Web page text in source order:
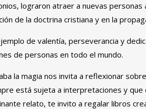
lograron atraer a nuevas
de la doctrina cristiana y en la
de valentía, perseverancia y
de personas en todo el mundo.
la magia nos invita a reflexionar
está sujeta a interpretaciones y
relato, te invito a regalar libros